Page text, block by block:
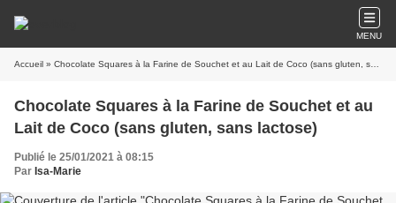
MENU
Accueil » Chocolate Squares à la Farine de Souchet et au Lait de Coco (sans gluten, sans lactose)
Chocolate Squares à la Farine de Souchet et au
Lait de Coco (sans gluten, sans lactose)
Publié le 25/01/2021 à 08:15
Par Isa-Marie